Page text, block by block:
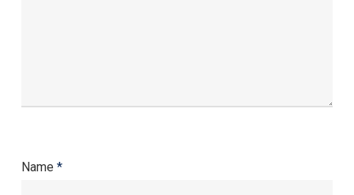
Name *